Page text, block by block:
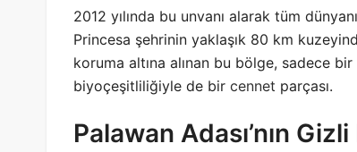
2012 yılında bu unvanı alarak tüm
Princesa şehrinin yaklaşık 80 km
koruma altına alınan bu bölge, sadece
biyoçeşitliliğiyle de bir cennet parçası.
Palawan Adası’nın